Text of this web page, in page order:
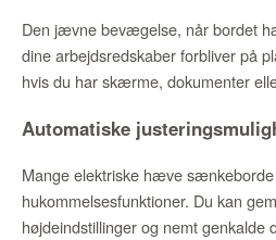
Den jævne bevægelse, når bordet
dine arbejdsredskaber forbliver på
hvis du har skærme, dokumenter
Automatiske
Mange elektriske hæve
hukommelsesfunktioner. Du kan
højdeindstillinger og nemt genkalde